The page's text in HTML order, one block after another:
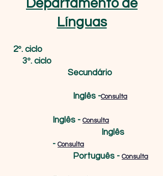
Departamento de
Línguas
2º. ciclo
3º. ciclo
Secundário
Inglês -Consulta
Inglês - Consulta
Inglês
- Consulta
Português - Consulta